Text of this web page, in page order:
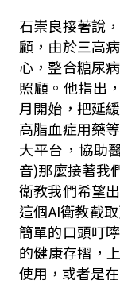
石崇良接著說
顧，由於三高
心，整合糖尿
照顧。他指出
月開始，把延
高脂血症用藥
大平台，協助
音)那麼接著我
衛教我們希望
這個AI衛教截
簡單的口頭叮
的健康存摺，
使用，或者是